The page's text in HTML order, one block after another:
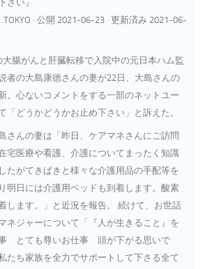
さい』
· 公開 2021-06-23 · 更新済み 2021-06-
大腸がんと肝臓転移で入院中の元日本ハム監
者の大島康徳さんの妻が22日、大島さんの
。心ないコメントをする一部のネットユー
「どうかどうかお止め下さい」と訴えた。
さんの妻は「昨日、ケアマネさんにご訪問
宅医療や看護、介護についてまったく知識
たがてきぱきと様々な介護用品の手配等を
明日には介護用ベッドも到着します。酸素
します。」と近況を報告。 続けて、お世話
ネジャーについて「『人が生きること』を
とても尊いお仕事 頭が下がる思いで
たち家族を全力でサポートして下さる全て